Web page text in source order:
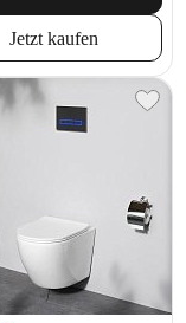
Jetzt kaufen